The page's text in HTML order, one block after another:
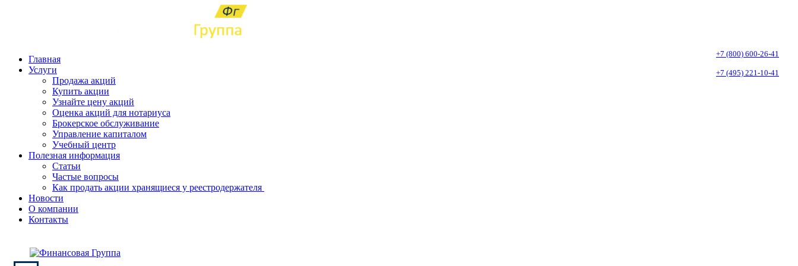
+7 (800) 600-26-41
+7 (495) 221-10-41
Главная
Услуги
Продажа акций
Купить акции
Узнайте цену акций
Оценка акций для нотариуса
Брокерское обслуживание
Управление капиталом
Учебный центр
Полезная информация
Статьи
Частые вопросы
Как продать акции хранящиеся у реестродержателя
Новости
О компании
Контакты